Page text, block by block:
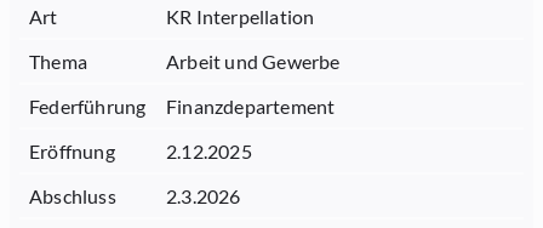
Art
KR Interpellation
Thema
Arbeit und Gewerbe
Federführung
Finanzdepartement
Eröffnung
2.12.2025
Abschluss
2.3.2026